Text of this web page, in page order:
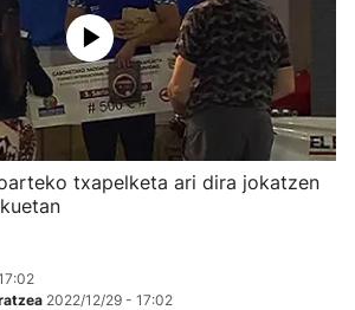
txapelketa ari dira jokatzen
2022/12/29 - 17:02